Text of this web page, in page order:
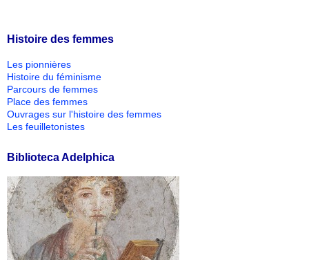
Histoire des femmes
Les pionnières
Histoire du féminisme
Parcours de femmes
Place des femmes
Ouvrages sur l'histoire des femmes
Les feuilletonistes
Biblioteca Adelphica